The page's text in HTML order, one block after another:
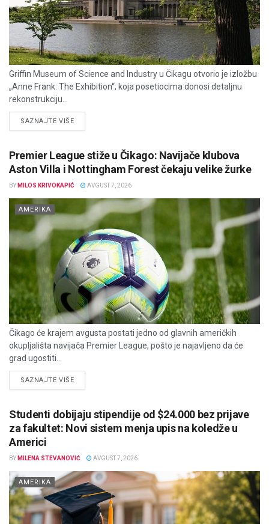
Griffin Museum of Science and Industry u Čikagu otvorio je izložbu
„Anne Frank: The Exhibition“, koja posetiocima donosi detaljnu
rekonstrukciju...
SAZNAJTE VIŠEDETAILS
Premier League stiže u Čikago: Navijače klubova
Aston Villa i Nottingham Forest čekaju velike žurke
BY MILOS KRIVOKAPIĆ AVGUST 7, 2026
AMERIKA
Čikago će krajem avgusta postati jedno od glavnih američkih
okupljališta navijača Premier League, pošto je najavljeno da će
grad ugostiti...
SAZNAJTE VIŠEDETAILS
Studenti dobijaju stipendije od $24.000 bez prijave
za fakultet: Novi sistem menja upis na koledže u
Americi
BY MILENA STEVANOVIĆ AVGUST 7, 2026
AMERIKA